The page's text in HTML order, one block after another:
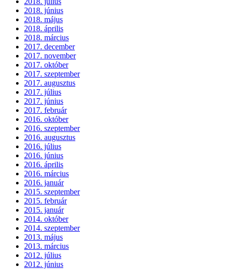
2018. június
2018. május
2018. április
2018. március
2017. december
2017. november
2017. október
2017. szeptember
2017. augusztus
2017. július
2017. június
2017. február
2016. október
2016. szeptember
2016. augusztus
2016. július
2016. június
2016. április
2016. március
2016. január
2015. szeptember
2015. február
2015. január
2014. október
2014. szeptember
2013. május
2013. március
2012. július
2012. június